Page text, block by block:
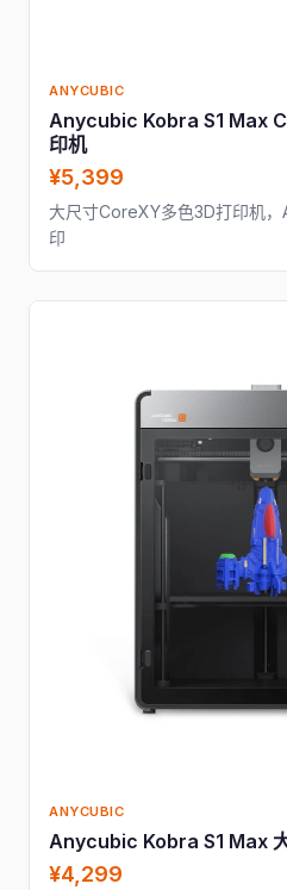
ANYCUBIC
Anycubic Kobra S1 Max
印机
¥5,399
大尺寸CoreXY多色3D打印机
印
ANYCUBIC
Anycubic Kobra S1 Max
¥4,299